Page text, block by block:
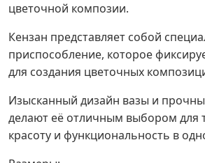
цветочной композии.
Кензан представляет собой
приспособление, которое
для создания цветочных
Изысканный дизайн вазы и
делают её отличным выбором для
красоту и функциональность в